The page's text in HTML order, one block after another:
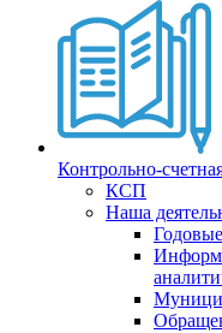
Контрольно-
КСП
Наша